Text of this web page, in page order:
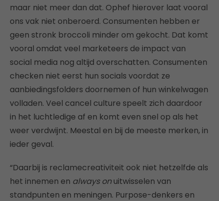
maar niet meer dan dat. Ophef hierover laat vooral
ons vak niet onberoerd. Consumenten hebben er
geen stronk broccoli minder om gekocht. Dat komt
vooral omdat veel marketeers de impact van
social media nog altijd overschatten. Consumenten
checken niet eerst hun socials voordat ze
aanbiedingsfolders doornemen of hun winkelwagen
volladen. Veel cancel culture speelt zich daardoor
in het luchtledige af en komt even snel op als het
weer verdwijnt. Meestal en bij de meeste merken, in
ieder geval.
“Daarbij is reclamecreativiteit ook niet hetzelfde als
het innemen en always onuitwisselen van
standpunten en meningen. Purpose-denkers en